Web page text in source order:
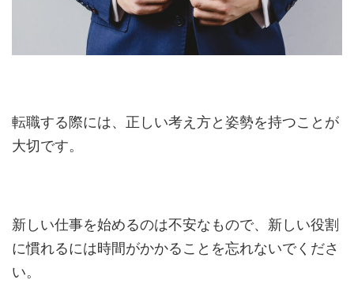
転職する際には、正しい考え方と姿勢を持つことが
大切です。
新しい仕事を始めるのは不安なもので、新しい役割
に慣れるには時間がかかることを忘れないでくださ
い。